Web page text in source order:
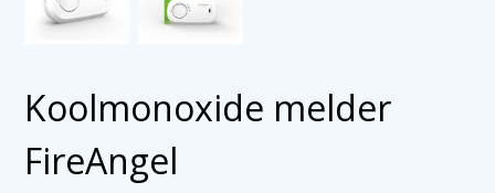
Koolmonoxide melder
FireAngel